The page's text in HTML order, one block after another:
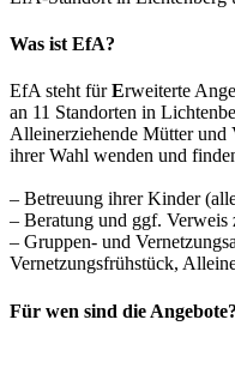
Was ist EfA?
EfA steht fürErweiterte
an 11 Standorten in
Alleinerziehende Mütter und
ihrer Wahl wenden und
– Betreuung ihrer Kinder
– Beratung und ggf.
– Gruppen- und
Vernetzungsfrühstück,
Für wen sind die Angebote?